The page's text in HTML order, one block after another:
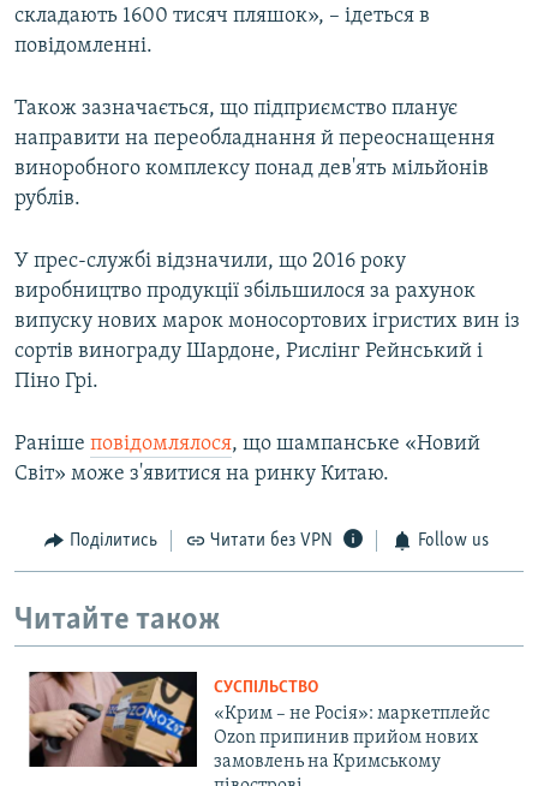
складають 1600 тисяч пляшок», – ідеться в
повідомленні.
Також зазначається, що підприємство планує
направити на переобладнання й переоснащення
виноробного комплексу понад дев'ять мільйонів
рублів.
У прес-службі відзначили, що 2016 року
виробництво продукції збільшилося за рахунок
випуску нових марок моносортових ігристих вин із
сортів винограду Шардоне, Рислінг Рейнський і
Піно Грі.
Раніше повідомлялося, що шампанське «Новий
Світ» може з'явитися на ринку Китаю.
Поділитись Читати без VPN Follow us
Читайте також
СУСПІЛЬСТВО
«Крим – не Росія»: маркетплейс
Ozon припинив прийом нових
замовлень на Кримському